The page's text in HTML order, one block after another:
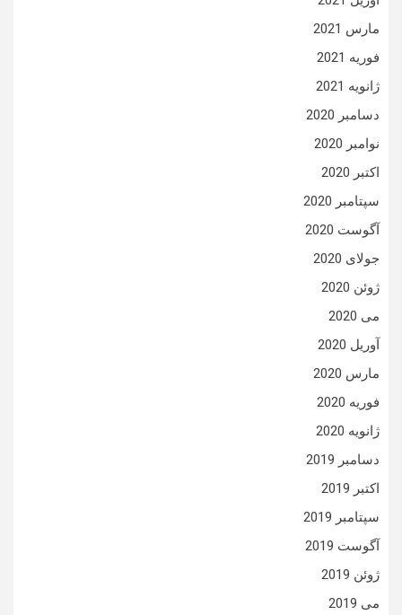
مارس 2021
فوریه 2021
ژانویه 2021
دسامبر 2020
نوامبر 2020
اکتبر 2020
سپتامبر 2020
آگوست 2020
جولای 2020
ژوئن 2020
می 2020
آوریل 2020
مارس 2020
فوریه 2020
ژانویه 2020
دسامبر 2019
اکتبر 2019
سپتامبر 2019
آگوست 2019
ژوئن 2019
می 2019